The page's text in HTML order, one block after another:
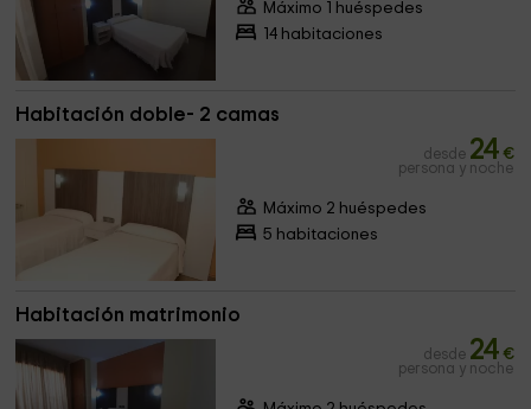
Máximo 1 huéspedes
14 habitaciones
Habitación doble- 2 camas
desde 24 €
persona y noche
Máximo 2 huéspedes
5 habitaciones
Habitación matrimonio
desde 24 €
persona y noche